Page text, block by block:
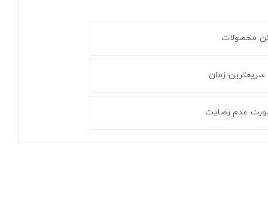
محصولات
سریعترین زمان
عدم رضایت